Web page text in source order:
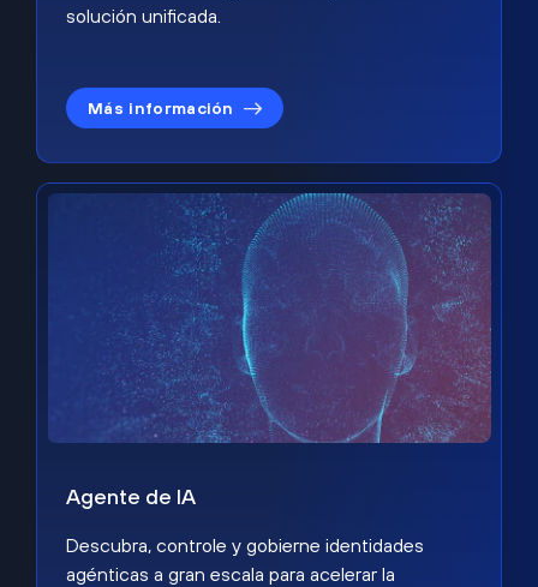
solución unificada.
Más información
Agente de IA
Descubra, controle y gobierne identidades
agénticas a gran escala para acelerar la